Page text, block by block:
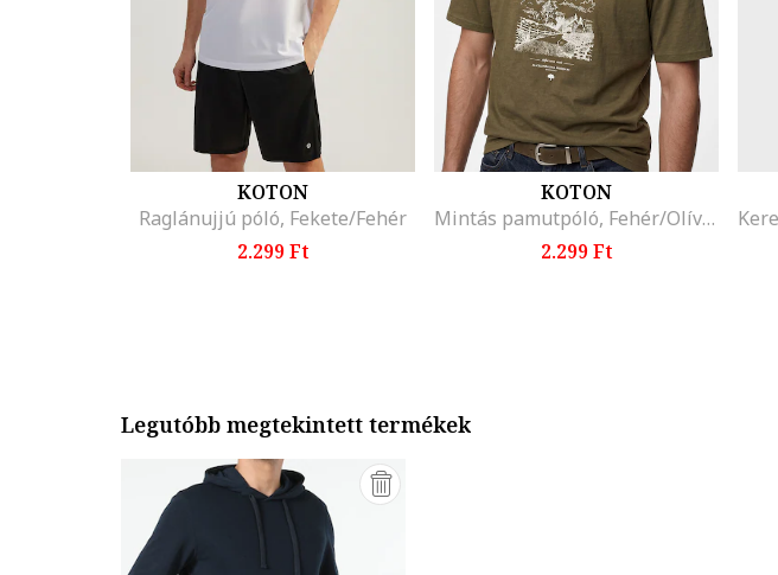
KOTON
Raglánujjú póló, Fekete/Fehér
2.299 Ft
KOTON
Mintás pamutpóló, Fehér/Olívazöld
2.299 Ft
Legutóbb megtekintett termékek